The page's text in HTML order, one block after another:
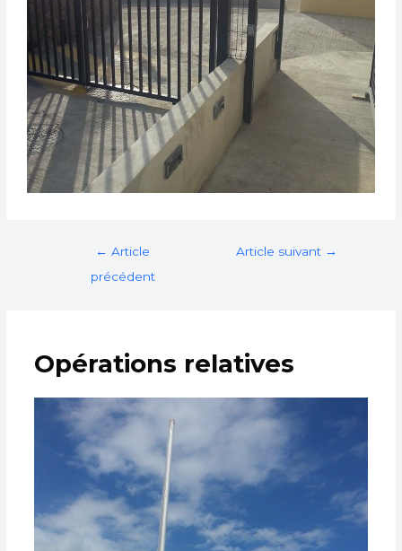
← Article
précédent
Article suivant →
Opérations relatives